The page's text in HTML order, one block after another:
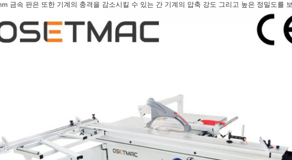
금속 판은 또한 기계의 충격을 감소시킬 수 있는 간 기계의 압축 강도 그리고 높은 정밀도를